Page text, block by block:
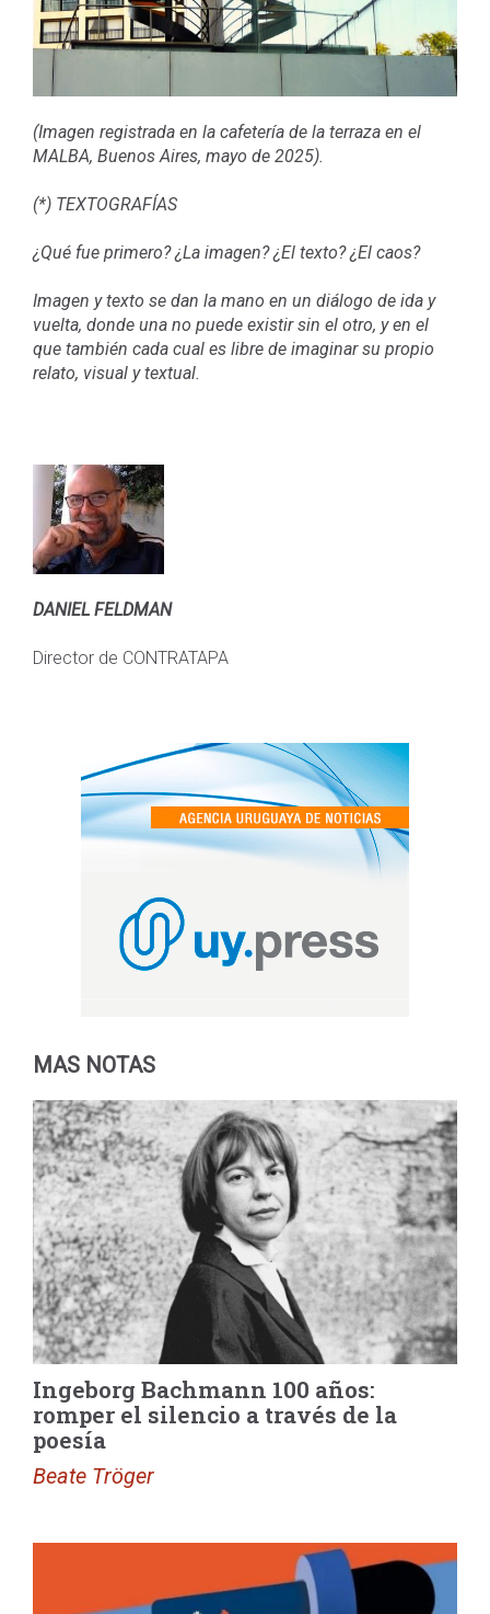
(Imagen registrada en la cafetería de la terraza en el
MALBA, Buenos Aires, mayo de 2025).
(*) TEXTOGRAFÍAS
¿Qué fue primero? ¿La imagen? ¿El texto? ¿El caos?
Imagen y texto se dan la mano en un diálogo de ida y
vuelta, donde una no puede existir sin el otro, y en el
que también cada cual es libre de imaginar su propio
relato, visual y textual.
DANIEL FELDMAN
Director de CONTRATAPA
MAS NOTAS
Ingeborg Bachmann 100 años:
romper el silencio a través de la
poesía
Beate Tröger